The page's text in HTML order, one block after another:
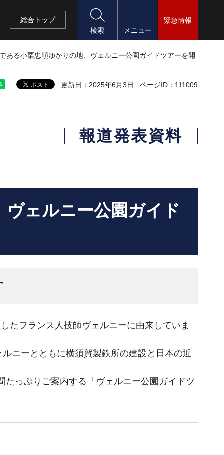
総合 トップ
検索
メニュー
緊急情報
ある小栗忠順ゆかりの地、ヴェルニー公園ガイドツアーを開
更新日：2025年6月3日 ページID：111009
報道発表資料
ェルニー公園ガイド
たフランス人技師ヴェルニーに由来していま
ニーとともに横須賀製鉄所の建設と日本の近
っぷりご案内する「ヴェルニー公園ガイドツ